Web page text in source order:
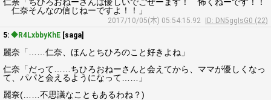
仁奈そんなの信じねーですよ！！」
2017/10/05(木) 05:54:15.92
ID: DN5ggIsG0 (22)
5: ◆R4LxbbyKhE [saga]
麗奈「……仁奈、ほんとちひろのこと好きよね」
仁奈「だって……ちひろおねーさんと会えてから、ママが優しくなっ
て、パパと会えるようになって……」
麗奈(……不思議なこともあるわね？)